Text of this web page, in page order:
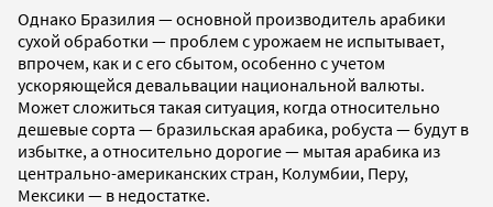
Однако Бразилия — основной производитель арабики
сухой обработки — проблем с урожаем не испытывает,
впрочем, как и с его сбытом, особенно с учетом
ускоряющейся девальвации национальной валюты.
Может сложиться такая ситуация, когда относительно
дешевые сорта — бразильская арабика, робуста — будут в
избытке, а относительно дорогие — мытая арабика из
центрально-американских стран, Колумбии, Перу,
Мексики — в недостатке.